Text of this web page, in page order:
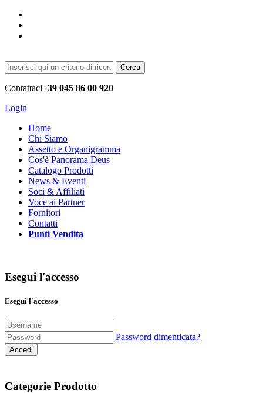
Cerca
Contattaci+39 045 86 00 920
Login
Home
Chi Siamo
Assetto e Organigramma
Cos'è Panorama Deus
Catalogo Prodotti
News & Eventi
Soci & Affiliati
Voce ai Partner
Fornitori
Contatti
Punti Vendita
Esegui l'accesso
Esegui l'accesso
Password dimenticata?
Accedi
Categorie Prodotto